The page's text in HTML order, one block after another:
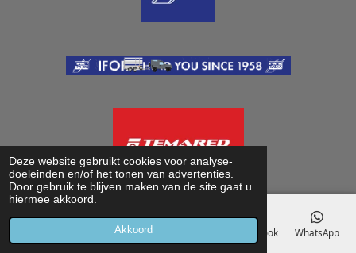
Deze website gebruikt cookies voor analyse-
doeleinden en/of het tonen van advertenties.
Door gebruik te blijven maken van de site gaat u
hiermee akkoord.
Akkoord
Telefoonnummer Facebook WhatsApp